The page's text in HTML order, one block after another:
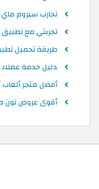
تجارب سيروم ماي
تجربتي مع تطبيق
طريقة تحميل
دليل خدمة عملاء
أفضل متجر
أقوى عروض نون